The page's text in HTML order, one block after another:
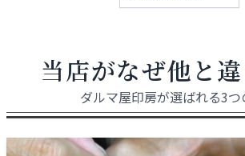
当店がなぜ他と
ダルマ屋印房が選ばれる3つ